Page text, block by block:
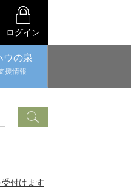
ログイン
ウの泉
援情報
付けます